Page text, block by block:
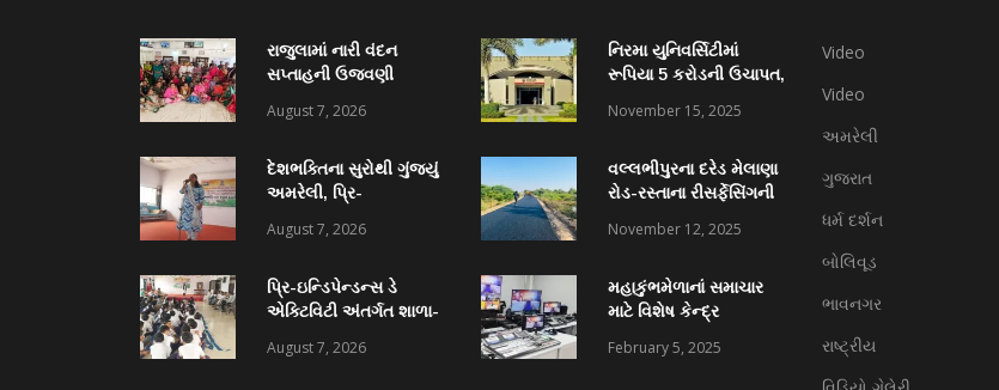
રાજુલામાં નારી વંદન
સપ્તાહની ઉજવણી
દિવસ” ની ઉજવણી થઈ
August 7, 2026
દેશભક્તિના સુરોથી ગુંજ્યું
અમરેલી, પ્રિ-
અંતર્ગત યુવા વિકાસ
દેશભક્તિ ગીતોની સિંગિંગ
સ્પર્ધા યોજાઈ
August 7, 2026
પ્રિ-ઇન્ડિપેન્ડન્સ ડે
એક્ટિવિટી અંતર્ગત શાળા-
રંગોળી, નિબંધ, ક્વિઝ
August 7, 2026
નિરમા યુનિવર્સિટીમાં
રૂપિયા 5 કરોડની ઉચાપત,
ફરિયાદ
November 15, 2025
વલ્લભીપુરના દરેડ મેલાણા
રોડ-રસ્તાના રીસર્ફેસિંગની
November 12, 2025
મહાકુંભમેળાનાં સમાચાર
માટે વિશેષ કેન્દ્ર
February 5, 2025
Video
Video
અમરેલી
ગુજરાત
ધર્મ દર્શન
બોલિવૂડ
ભાવનગર
રાષ્ટ્રીય